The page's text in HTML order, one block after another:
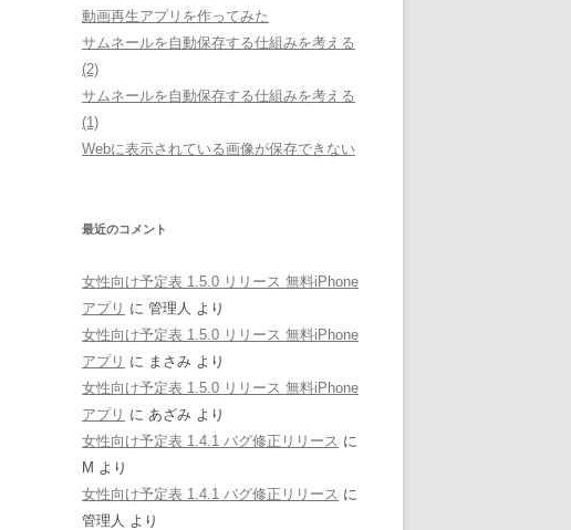
動画再生アプリを作ってみた
サムネールを自動保存する仕組みを考える
(2)
サムネールを自動保存する仕組みを考える
(1)
Webに表示されている画像が保存できない
最近のコメント
女性向け予定表 1.5.0 リリース 無料iPhone
アプリ に 管理人 より
女性向け予定表 1.5.0 リリース 無料iPhone
アプリ に まさみ より
女性向け予定表 1.5.0 リリース 無料iPhone
アプリ に あざみ より
女性向け予定表 1.4.1 バグ修正リリース に
M より
女性向け予定表 1.4.1 バグ修正リリース に
管理人 より